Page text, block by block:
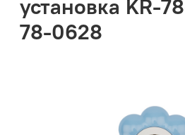
установка KR-
78-0628